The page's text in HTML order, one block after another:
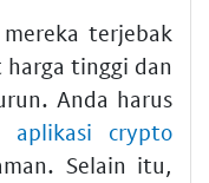
terjebak
harga tinggi dan
Anda harus
aplikasi crypto
Selain itu,